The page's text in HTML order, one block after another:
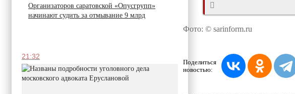
Организаторов саратовской «Опусгрупп»
начинают судить за отмывание 9 млрд
21:32
Фото: © sarinform.ru
Поделиться
новостью: